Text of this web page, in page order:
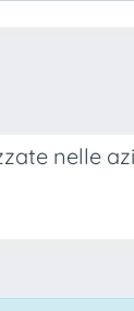
nelle